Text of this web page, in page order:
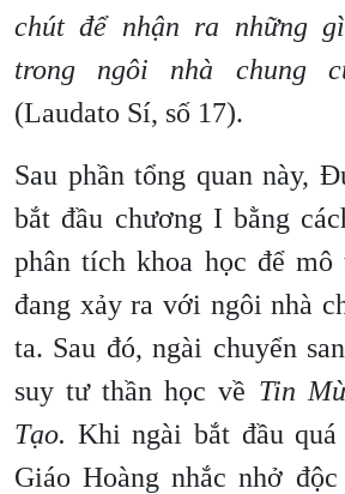
chút để nhận ra những
trong ngôi nhà chung
(Laudato Sí, số 17).
Sau phần tổng quan này,
bắt đầu chương I bằng
phân tích khoa học để
đang xảy ra với ngôi nhà
ta. Sau đó, ngài chuyển
suy tư thần học về Tin
Tạo. Khi ngài bắt đầu
Giáo Hoàng nhắc nhở